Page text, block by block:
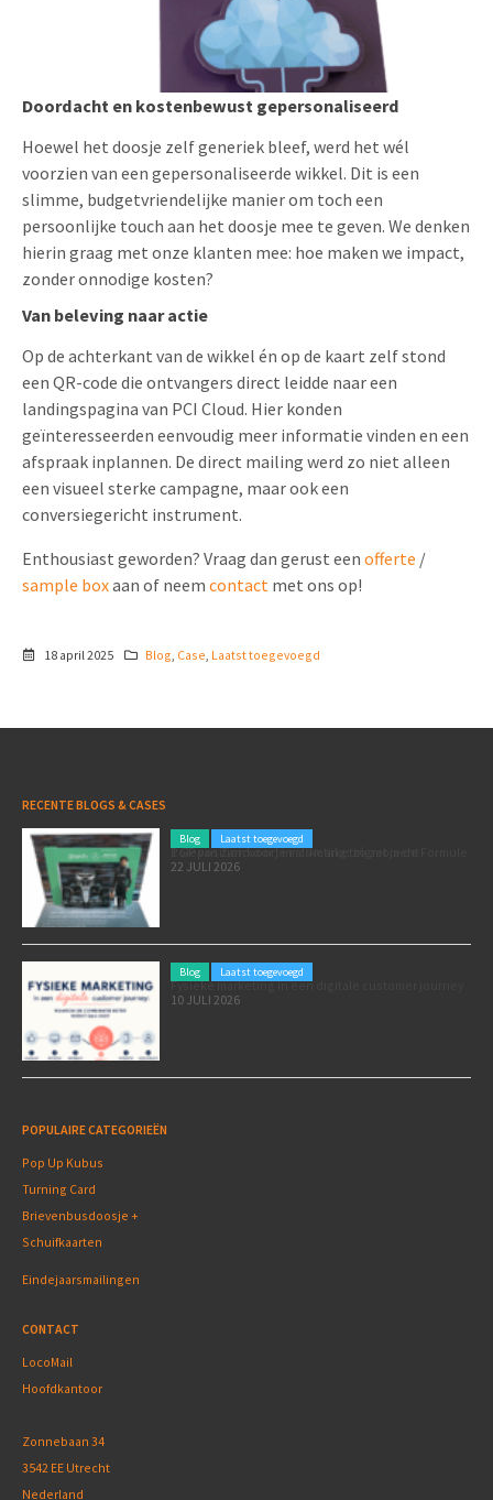
Doordacht en kostenbewust gepersonaliseerd
Hoewel het doosje zelf generiek bleef, werd het wél
voorzien van een gepersonaliseerde wikkel. Dit is een
slimme, budgetvriendelijke manier om toch een
persoonlijke touch aan het doosje mee te geven. We denken
hierin graag met onze klanten mee: hoe maken we impact,
zonder onnodige kosten?
Van beleving naar actie
Op de achterkant van de wikkel én op de kaart zelf stond
een QR-code die ontvangers direct leidde naar een
landingspagina van PCI Cloud. Hier konden
geïnteresseerden eenvoudig meer informatie vinden en een
afspraak inplannen. De direct mailing werd zo niet alleen
een visueel sterke campagne, maar ook een
conversiegericht instrument.
Enthousiast geworden? Vraag dan gerust een offerte /
sample boxaan of neem contact met ons op!
18 april 2025 Blog, Case, Laatst toegevoegd
RECENTE BLOGS & CASES
Blog Laatst toegevoegd
Poleposition voor je marketing: zó zet je de Formule 1 GP van Zandvoort in als marketingmoment
22 JULI 2026
Blog Laatst toegevoegd
Fysieke marketing in een digitale customer journey
10 JULI 2026
POPULAIRE CATEGORIEËN
Pop Up Kubus
Turning Card
Brievenbusdoosje +
Schuifkaarten
Eindejaarsmailingen
CONTACT
LocoMail
Hoofdkantoor
Zonnebaan 34
3542 EE Utrecht
Nederland